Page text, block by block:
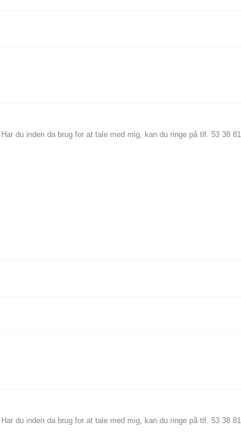
du inden da brug for at tale med mig, kan du ringe på tlf. 53 38
du inden da brug for at tale med mig, kan du ringe på tlf. 53 38